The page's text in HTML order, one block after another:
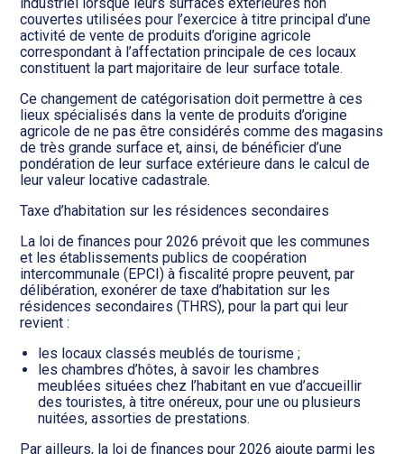
couvertes utilisées pour l’exercice à titre principal d’une
activité de vente de produits d’origine agricole
correspondant à l’affectation principale de ces locaux
constituent la part majoritaire de leur surface totale.
Ce changement de catégorisation doit permettre à ces
lieux spécialisés dans la vente de produits d’origine
agricole de ne pas être considérés comme des magasins
de très grande surface et, ainsi, de bénéficier d’une
pondération de leur surface extérieure dans le calcul de
leur valeur locative cadastrale.
Taxe d’habitation sur les résidences secondaires
La loi de finances pour 2026 prévoit que les communes
et les établissements publics de coopération
intercommunale (EPCI) à fiscalité propre peuvent, par
délibération, exonérer de taxe d’habitation sur les
résidences secondaires (THRS), pour la part qui leur
revient :
les locaux classés meublés de tourisme ;
les chambres d’hôtes, à savoir les chambres
meublées situées chez l’habitant en vue d’accueillir
des touristes, à titre onéreux, pour une ou plusieurs
nuitées, assorties de prestations.
Par ailleurs, la loi de finances pour 2026 ajoute parmi les